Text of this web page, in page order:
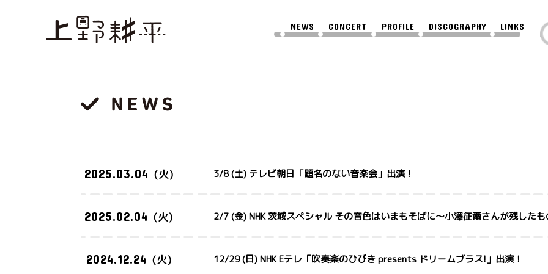
NEWS CONCERT PROFILE DISCOGRAPHY LINKS
2025.03.04 (火) 3/8 (土) テレビ朝日「題名のない音楽会」出演！
2025.02.04 (火) 2/7 (金) NHK 茨城スペシャル その音色はいまもそばに〜小澤征爾さんが残した
2024.12.24 (火) 12/29 (日) NHK Eテレ「吹奏楽のひびき presents ドリームブラス!」出演！